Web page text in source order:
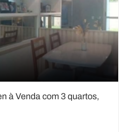
à Venda com 3 quartos,